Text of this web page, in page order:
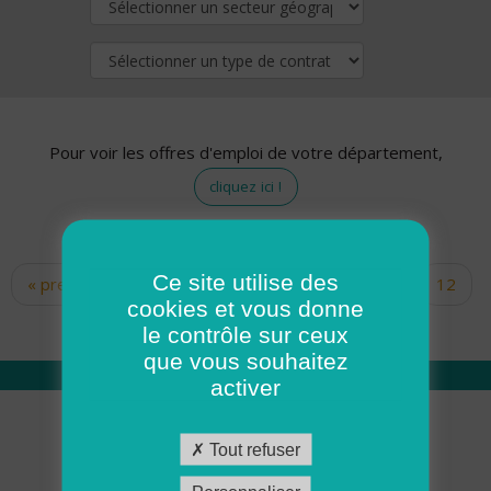
Pour voir les offres d'emploi de votre département,
cliquez ici !
Pages
« premier ‹ précédent … 10
12
14 15 16 17
Qui sommes nous
Académie ADMR
Ce site utilise des
cookies et vous donne
le contrôle sur ceux
que vous souhaitez
activer
Tout refuser